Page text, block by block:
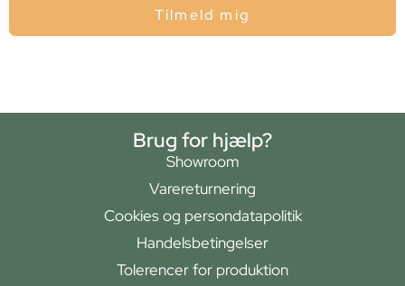
Tilmeld mig
Brug for hjælp?
Showroom
Varereturnering
Cookies og persondatapolitik
Handelsbetingelser
Tolerencer for produktion